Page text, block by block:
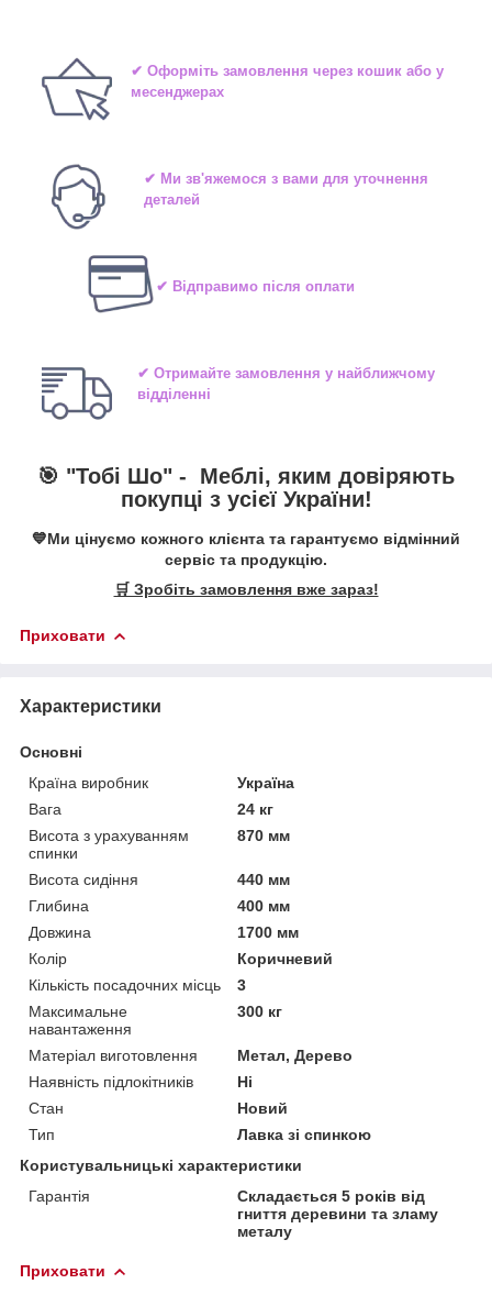
✔ Оформіть замовлення через кошик або у
месенджерах
✔ Ми зв'яжемося з вами для уточнення
деталей
✔ Відправимо після оплати
✔ Отримайте замовлення у найближчому
відділенні
🎯 "Тобі Шо" - Меблі, яким довіряють
покупці з усієї України!
💙Ми цінуємо кожного клієнта та гарантуємо відмінний
сервіс та продукцію.
🛒 Зробіть замовлення вже зараз!
Приховати
Характеристики
Основні
Країна виробник
Україна
Вага
24 кг
Висота з урахуванням
спинки
870 мм
Висота сидіння
440 мм
Глибина
400 мм
Довжина
1700 мм
Колір
Коричневий
Кількість посадочних місць
3
Максимальне
навантаження
300 кг
Матеріал виготовлення
Метал, Дерево
Наявність підлокітників
Ні
Стан
Новий
Тип
Лавка зі спинкою
Користувальницькі характеристики
Гарантія
Складається 5 років від
гниття деревини та зламу
металу
Приховати